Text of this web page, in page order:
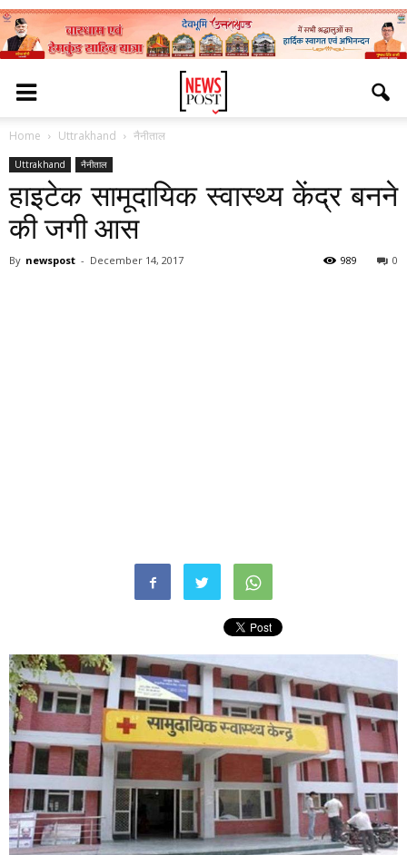
Home Uttrakhand नैनीताल
Uttrakhand नैनीताल
हाइटेक सामूदायिक स्वास्थ्य केंद्र बनने
की जगी आस
By newspost - December 14, 2017 0
989